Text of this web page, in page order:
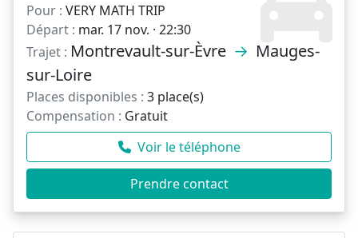
Pour : VERY MATH TRIP
Départ : mar. 17 nov. · 22:30
Trajet : Montrevault-sur-Èvre → Mauges-
sur-Loire
Places disponibles : 3 place(s)
Compensation : Gratuit
Voir le téléphone
Prendre contact